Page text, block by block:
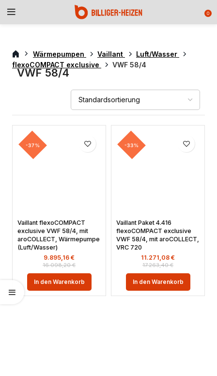
0
Wärmepumpen Vaillant
Luft/Wasser
flexoCOMPACT exclusive
VWF 58/4
VWF 58/4
-37%
Vaillant flexoCOMPACT
exclusive VWF 58/4, mit
aroCOLLECT, Wärmepumpe
(Luft/Wasser)
16.098,20€
9.895,16 €
In den Warenkorb
-33%
Vaillant Paket 4.416
flexoCOMPACT exclusive
VWF 58/4, mit aroCOLLECT,
VRC 720
17.263,40€
11.271,08 €
In den Warenkorb